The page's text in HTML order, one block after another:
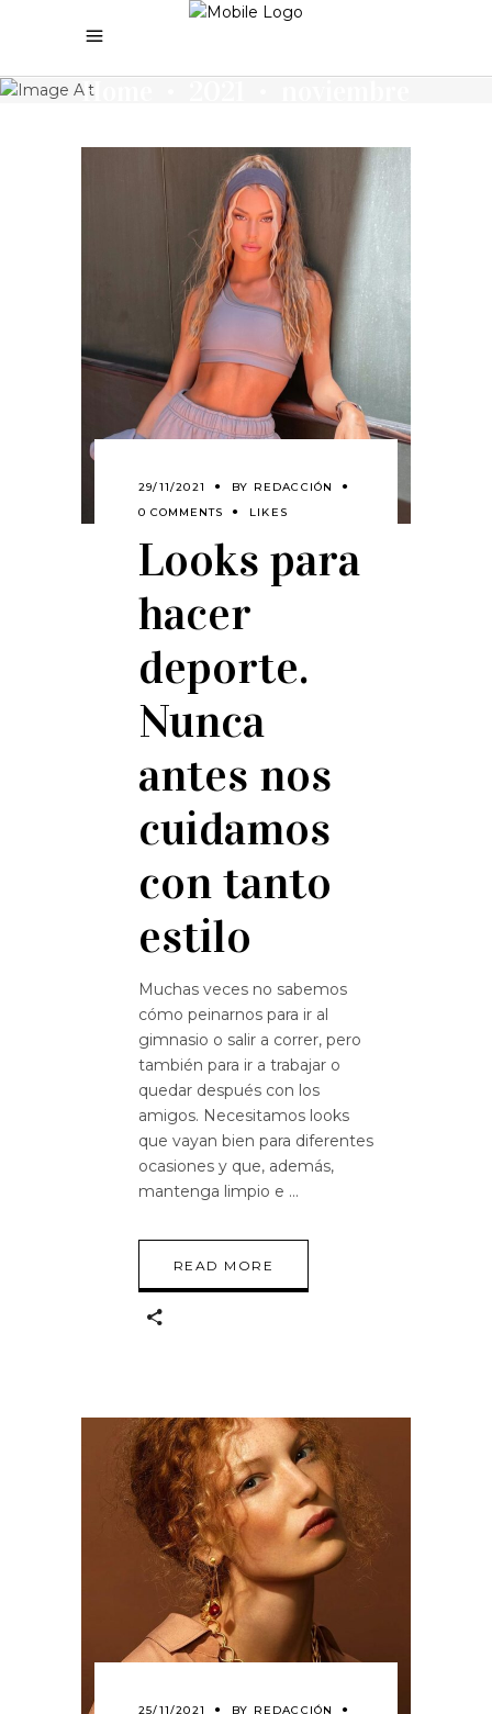
Home
29/11/2021 BY REDACCIÓN
0 COMMENTS
LIKES
Looks para
hacer
deporte.
Nunca
antes nos
cuidamos
con tanto
estilo
Muchas veces no sabemos
cómo peinarnos para ir al
gimnasio o salir a correr, pero
también para ir a trabajar o
quedar después con los
amigos. Necesitamos looks
que vayan bien para diferentes
ocasiones y que, además,
mantenga limpio e
READ MORE
25/11/2021 BY REDACCIÓN